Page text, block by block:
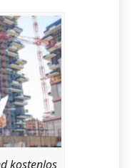
kostenlos